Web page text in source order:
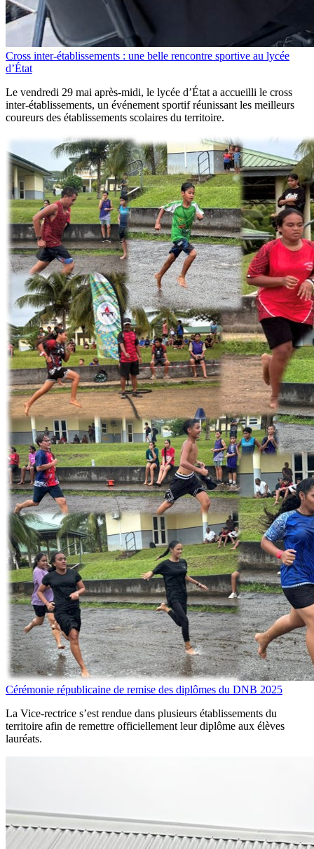
Cross inter-établissements : une belle rencontre sportive au lycée
d’État
Le vendredi 29 mai après-midi, le lycée d’État a accueilli le cross
inter-établissements, un événement sportif réunissant les meilleurs
coureurs des établissements scolaires du territoire.
Cérémonie républicaine de remise des diplômes du DNB 2025
La Vice-rectrice s’est rendue dans plusieurs établissements du
territoire afin de remettre officiellement leur diplôme aux élèves
lauréats.